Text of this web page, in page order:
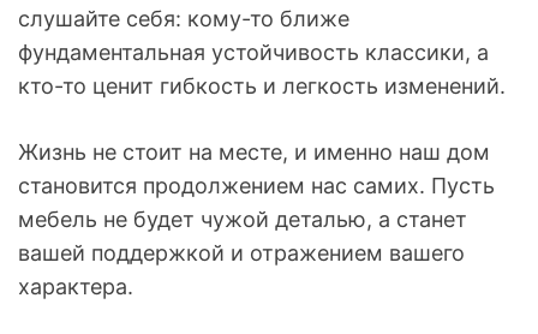
слушайте себя: кому-то ближе
фундаментальная устойчивость классики, а
кто-то ценит гибкость и легкость изменений.
Жизнь не стоит на месте, и именно наш дом
становится продолжением нас самих. Пусть
мебель не будет чужой деталью, а станет
вашей поддержкой и отражением вашего
характера.